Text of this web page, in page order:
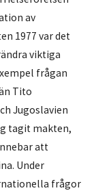
av
1977 var det
viktiga
frågan
Tito
Jugoslavien
tagit makten,
att
Under
frågor